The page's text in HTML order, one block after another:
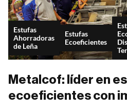
Estufas
Ahorradoras
de Leña
Estufas
Ecoeficientes
Metalcof: líder en
ecoeficientes con